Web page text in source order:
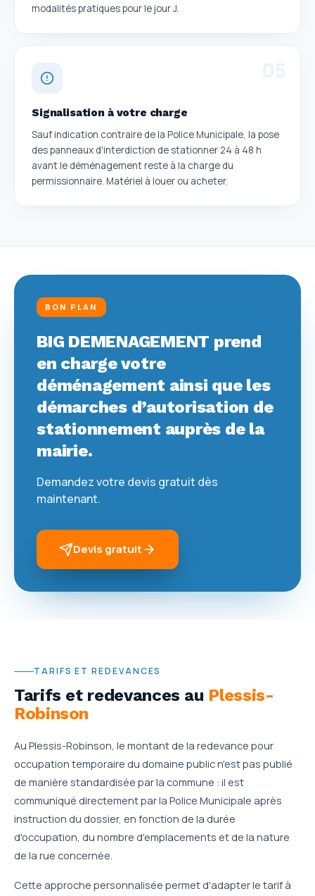
modalités pratiques pour le jour J.
Signalisation à votre charge
Sauf indication contraire de la Police Municipale, la pose
des panneaux d'interdiction de stationner 24 à 48 h
avant le déménagement reste à la charge du
permissionnaire. Matériel à louer ou acheter.
BON PLAN
BIG DEMENAGEMENT prend
en charge votre
déménagement ainsi que les
démarches d’autorisation de
stationnement auprès de la
mairie.
Demandez votre devis gratuit dès
maintenant.
Devis gratuit
TARIFS ET REDEVANCES
Tarifs et redevances au Plessis-
Robinson
Au Plessis-Robinson, le montant de la redevance pour
occupation temporaire du domaine public n'est pas publié
de manière standardisée par la commune : il est
communiqué directement par la Police Municipale après
instruction du dossier, en fonction de la durée
d'occupation, du nombre d'emplacements et de la nature
de la rue concernée.
Cette approche personnalisée permet d'adapter le tarif à